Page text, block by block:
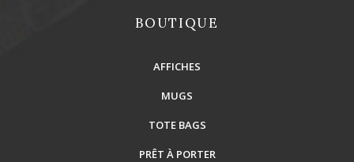
BOUTIQUE
AFFICHES
MUGS
TOTE BAGS
PRÊT À PORTER